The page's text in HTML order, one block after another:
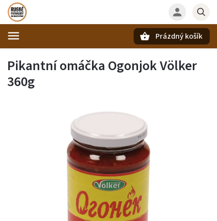
Prázdný košík
Pikantní omáčka Ogonjok Völker
360g